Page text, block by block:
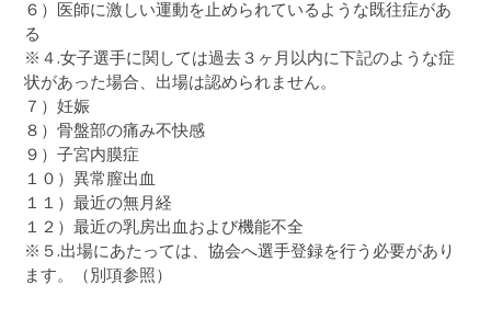
６）医師に激しい運動を止められているような既往症があ
る
※４.女子選手に関しては過去３ヶ月以内に下記のような症
状があった場合、出場は認められません。
７）妊娠
８）骨盤部の痛み不快感
９）子宮内膜症
１０）異常膣出血
１１）最近の無月経
１２）最近の乳房出血および機能不全
※５.出場にあたっては、協会へ選手登録を行う必要があり
ます。（別項参照）